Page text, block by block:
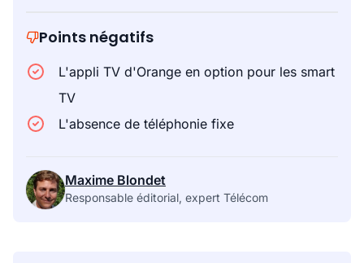
Points négatifs
L'appli TV d'Orange en option pour les smart
TV
L'absence de téléphonie fixe
Maxime Blondet
Responsable éditorial, expert Télécom